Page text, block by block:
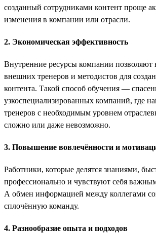
созданный сотрудниками контент проще
изменения в компании или отрасли.
2. Экономическая эффективность
Внутренние ресурсы компании позволяют
внешних тренеров и методистов для
контента. Такой способ обучения —
узкоспециализированных компаний, где
тренеров с необходимым уровнем
сложно или даже невозможно.
3. Повышение вовлечённости и
Работники, которые делятся знаниями,
профессионально и чувствуют себя
А обмен информацией между коллегами
сплочённую команду.
4. Разнообразие опыта и подходов